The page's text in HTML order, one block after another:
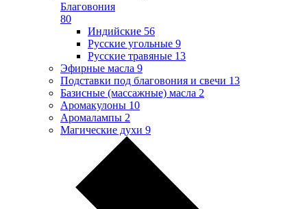
Благовония
80
Индийские 56
Русские угольные 9
Русские травяные 13
Эфирные масла 9
Подставки под благовония и свечи 13
Базисные (массажные) масла 2
Аромакулоны 10
Аромалампы 2
Магические духи 9